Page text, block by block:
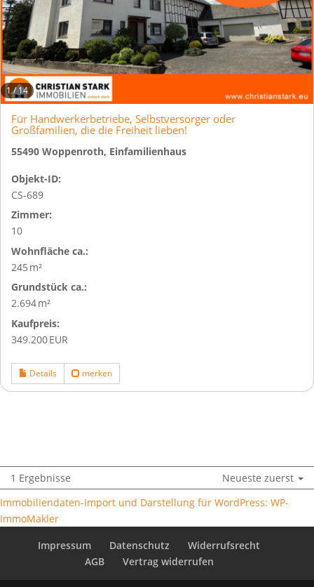
1/14
Für Handwerkerbetriebe, Selbstversorger oder
Großfamilien, die die Freiheit lieben!
55490 Woppenroth, Einfamilienhaus
Objekt-ID:
CS-689
Zimmer:
10
Wohnfläche ca.:
245 m²
Grund­stück ca.:
2.694 m²
Kaufpreis:
349.200 EUR
Details merken
1 Ergebnisse
Neueste zuerst
Immobiliendaten-Import und Darstellung für WordPress: WP-
ImmoMakler
Impressum
Datenschutz
Widerrufsrecht
AGB
Vertrag widerrufen